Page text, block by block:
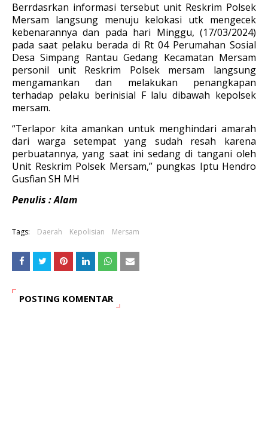
Berrdasrkan informasi tersebut unit Reskrim Polsek
Mersam langsung menuju kelokasi utk mengecek
kebenarannya dan pada hari Minggu, (17/03/2024)
pada saat pelaku berada di Rt 04 Perumahan Sosial
Desa Simpang Rantau Gedang Kecamatan Mersam
personil unit Reskrim Polsek mersam langsung
mengamankan dan melakukan penangkapan
terhadap pelaku berinisial F lalu dibawah kepolsek
mersam.
“Terlapor kita amankan untuk menghindari amarah
dari warga setempat yang sudah resah karena
perbuatannya, yang saat ini sedang di tangani oleh
Unit Reskrim Polsek Mersam,” pungkas Iptu Hendro
Gusfian SH MH
Penulis : Alam
Tags: Daerah Kepolisian Mersam
POSTING KOMENTAR